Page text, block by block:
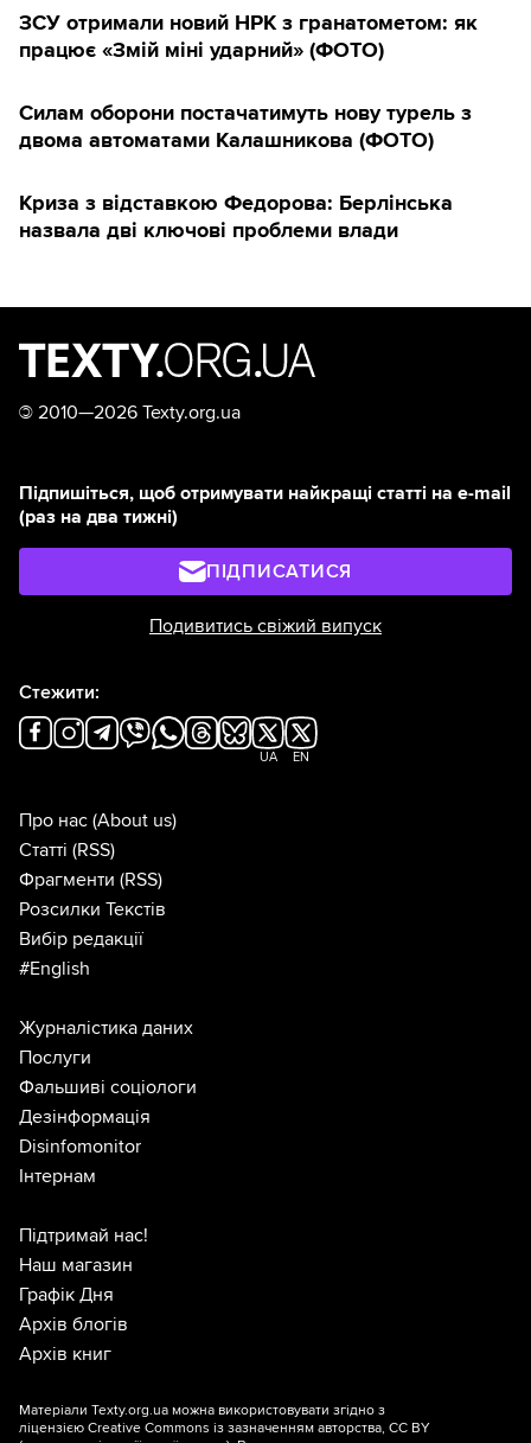
ЗСУ отримали новий НРК з гранатометом: як
працює «Змій міні ударний» (ФОТО)
Силам оборони постачатимуть нову турель з
двома автоматами Калашникова (ФОТО)
Криза з відставкою Федорова: Берлінська
назвала дві ключові проблеми влади
© 2010—2026 Texty.org.ua
Підпишіться, щоб отримувати найкращі статті на e-mail
(раз на два тижні)
ПІДПИСАТИСЯ
Подивитись свіжий випуск
Стежити:
UA EN
Про нас (About us)
Статті (RSS)
Фрагменти (RSS)
Розсилки Текстів
Вибір редакції
#English
Журналістика даних
Послуги
Фальшиві соціологи
Дезінформація
Disinfomonitor
Інтернам
Підтримай нас!
Наш магазин
Графік Дня
Архів блогів
Архів книг
Матеріали Texty.org.ua можна використовувати згідно з
ліцензією Creative Commons із зазначенням авторства, CC BY